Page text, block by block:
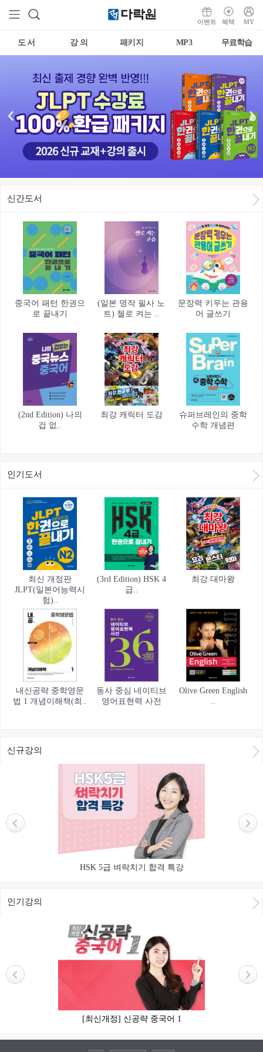
이벤트 혜택 MY
도 서 강 의 패키지 MP3 무료학습
신간도서
중국어 패턴 한권으
로 끝내기
(일본 명작 필사 노
트) 첼로 켜는 ..
문장력 키우는 관용
어 글쓰기
(2nd Edition) 나의
겁 없..
최강 캐릭터 도감
슈퍼브레인의 중학
수학 개념편
인기도서
최신 개정판
JLPT(일본어능력시
험)..
(3rd Edition) HSK 4
급..
최강 대마왕
내신공략 중학영문
법 1 개념이해책(최..
동사 중심 네이티브
영어표현력 사전
Olive Green English
신규강의
HSK 5급 벼락치기 합격 특강
인기강의
[최신개정] 신공략 중국어 1